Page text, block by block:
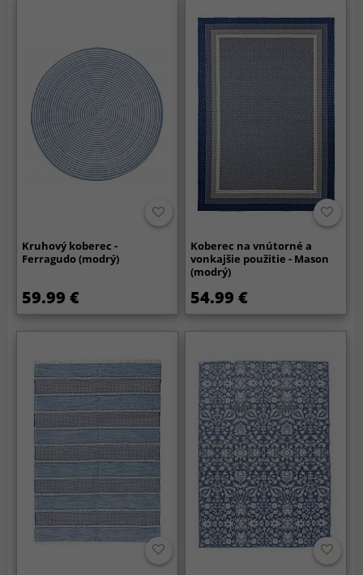
Kruhový koberec -
Ferragudo (modrý)
59.99 €
Koberec na vnútorné a
vonkajšie použitie - Mason
(modrý)
54.99 €